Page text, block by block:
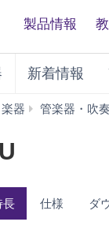
製品情報
新着情報
楽器 管楽器・吹
長 仕様 ダ